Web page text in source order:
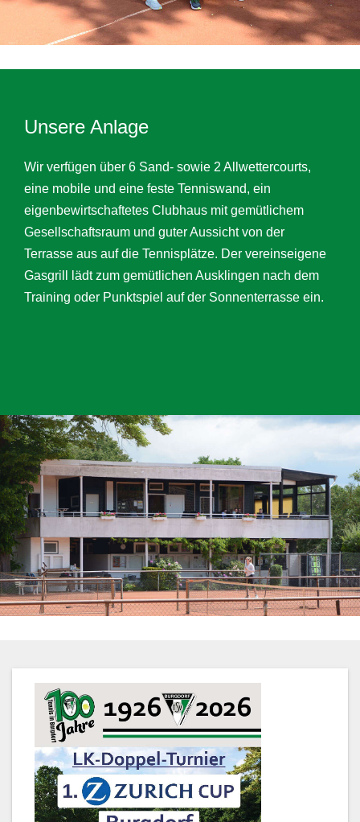
Unsere Anlage
Wir verfügen über 6 Sand- sowie 2 Allwettercourts,
eine mobile und eine feste Tenniswand, ein
eigenbewirtschaftetes Clubhaus mit gemütlichem
Gesellschaftsraum und guter Aussicht von der
Terrasse aus auf die Tennisplätze. Der vereinseigene
Gasgrill lädt zum gemütlichen Ausklingen nach dem
Training oder Punktspiel auf der Sonnenterrasse ein.